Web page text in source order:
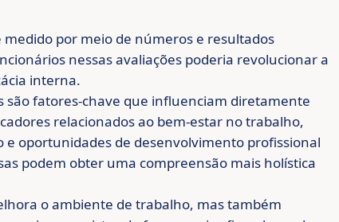
por meio de números e resultados
nessas avaliações poderia revolucionar a
interna.
são fatores-chave que influenciam diretamente
relacionados ao bem-estar no trabalho,
oportunidades de desenvolvimento profissional
podem obter uma compreensão mais holística
o ambiente de trabalho, mas também